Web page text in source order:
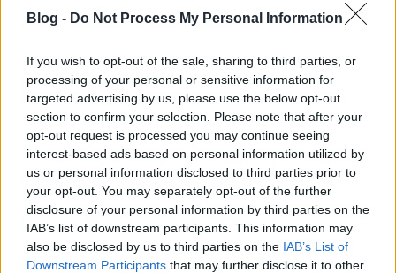
Blog - Do Not Process My Personal Information
If you wish to opt-out of the sale, sharing to third parties, or
processing of your personal or sensitive information for
targeted advertising by us, please use the below opt-out
section to confirm your selection. Please note that after your
opt-out request is processed you may continue seeing
interest-based ads based on personal information utilized by
us or personal information disclosed to third parties prior to
your opt-out. You may separately opt-out of the further
disclosure of your personal information by third parties on the
IAB’s list of downstream participants. This information may
also be disclosed by us to third parties on the IAB’s List of
Downstream Participants that may further disclose it to other
Megnyílhat India első
ben
Balogh Zsolt •2025. november 24.
Ashwini Vaishnaw vasúti miniszter bejelentette, hogy
a Mumbai–Ahmedabad nagysebességű vasútvonal
első szakaszának megnyitását 2027 augusztusára
tervezik. Vaishnaw november 18-án elmondta, hogy
a vonatok először az Ahmedabad és Vapi közötti 100
km-es szakaszon fognak közlekedni, amely a
tervezett…